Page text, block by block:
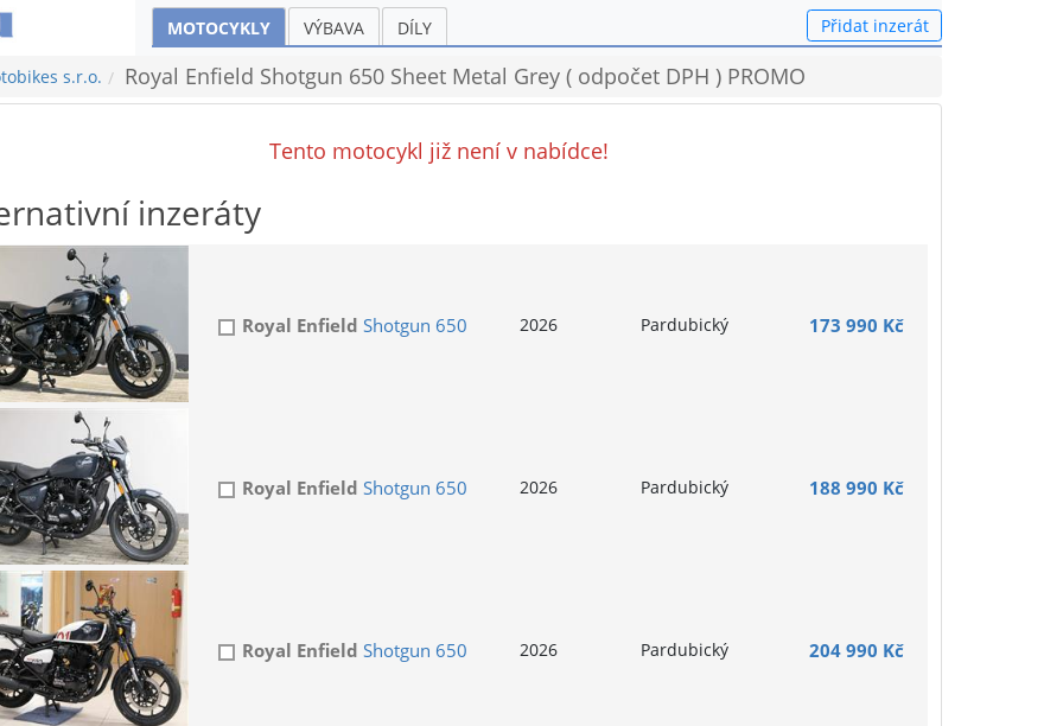
MOTOCYKLY VÝBAVA DÍLY Přidat inzerát
s.r.o. Royal Enfield Shotgun 650 Sheet Metal Grey ( odpočet DPH ) PROMO
Tento motocykl již není v nabídce!
inzeráty
Royal Enfield Shotgun 650 2026 Pardubický 173 990 Kč
Royal Enfield Shotgun 650 2026 Pardubický 188 990 Kč
Royal Enfield Shotgun 650 2026 Pardubický 204 990 Kč